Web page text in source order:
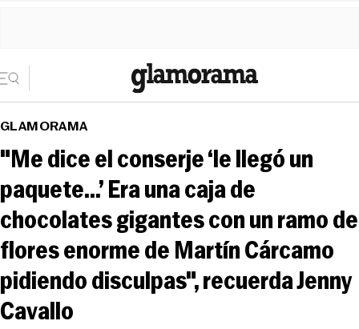
GLAMORAMA
"Me dice el conserje ‘le llegó un
paquete...’ Era una caja de
chocolates gigantes con un ramo de
flores enorme de Martín Cárcamo
pidiendo disculpas", recuerda Jenny
Cavallo